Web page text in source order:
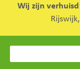
Wij zijn